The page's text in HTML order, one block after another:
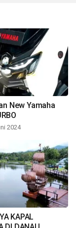
New Yamaha
2024
KAPAL